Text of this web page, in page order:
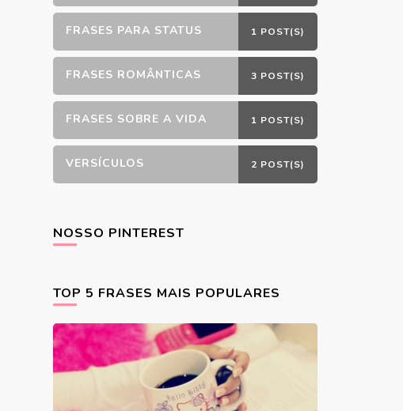
FRASES PARA STATUS 1 POST(S)
FRASES ROMÂNTICAS 3 POST(S)
FRASES SOBRE A VIDA 1 POST(S)
VERSÍCULOS 2 POST(S)
NOSSO PINTEREST
TOP 5 FRASES MAIS POPULARES